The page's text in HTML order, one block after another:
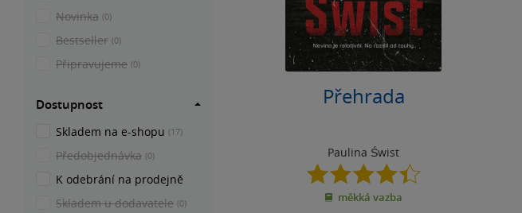
Přehrada
Paulina Świst
4.4
z
5
měkká vazba
Novinka (0)
Bestseller (0)
Připravujeme (0)
Dostupnost
Skladem na e-shopu (17)
Předobjednávka (0)
K odebrání na prodejně
Skladem u dodavatele (0)